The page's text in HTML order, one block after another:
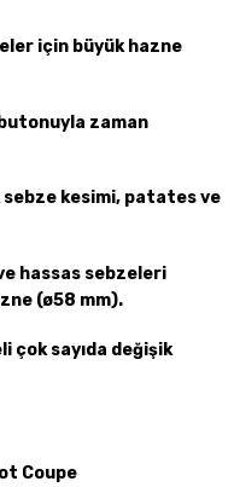
için büyük hazne
zaman
sebze kesimi, patates ve
hassas sebzeleri
(ø58 mm).
çok sayıda değişik
Coupe